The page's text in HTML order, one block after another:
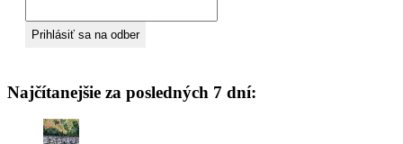
Najčítanejšie za posledných 7 dní: